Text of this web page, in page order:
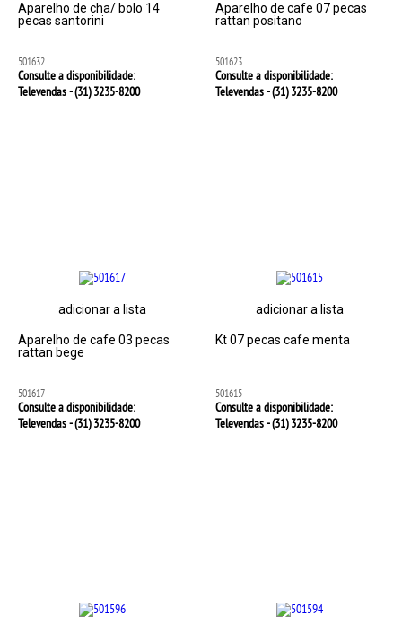
Aparelho de cha/ bolo 14
pecas santorini
501632
Consulte a disponibilidade:
Televendas - (31)3235-8200
Aparelho de cafe 07 pecas
rattan positano
501623
Consulte a disponibilidade:
Televendas - (31)3235-8200
adicionar a lista
Aparelho de cafe 03 pecas
rattan bege
501617
Consulte a disponibilidade:
Televendas - (31)3235-8200
adicionar a lista
Kt 07 pecas cafe menta
501615
Consulte a disponibilidade:
Televendas - (31)3235-8200